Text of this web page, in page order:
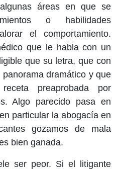
áreas en que se
o habilidades
el comportamiento.
que le habla con un
que su letra, que con
dramático y que
preaprobada por
Algo parecido pasa en
particular la abogacía en
gozamos de mala
bien ganada.
ser peor. Si el litigante